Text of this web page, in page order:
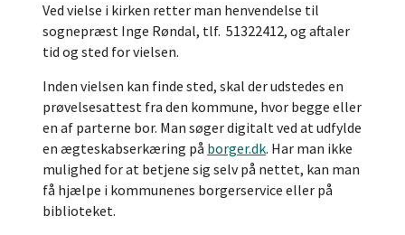
Ved vielse i kirken retter man henvendelse til
sognepræst Inge Røndal, tlf. 51322412, og aftaler
tid og sted for vielsen.
Inden vielsen kan finde sted, skal der udstedes en
prøvelsesattest fra den kommune, hvor begge eller
en af parterne bor. Man søger digitalt ved at udfylde
en ægteskabserkæring på borger.dk. Har man ikke
mulighed for at betjene sig selv på nettet, kan man
få hjælpe i kommunenes borgerservice eller på
biblioteket.